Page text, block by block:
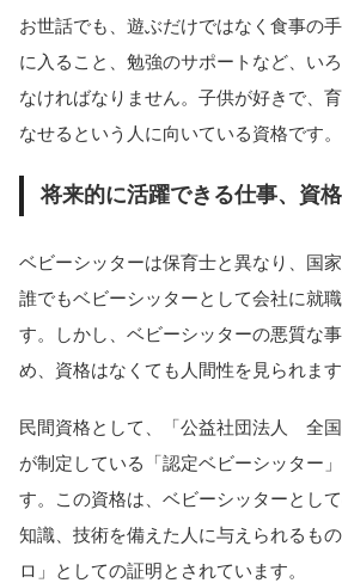
お世話でも、遊ぶだけではなく食事の
に入ること、勉強のサポートなど、い
なければなりません。子供が好きで、
なせるという人に向いている資格です。
将来的に活躍できる仕事、資
ベビーシッターは保育士と異なり、国
誰でもベビーシッターとして会社に就
す。しかし、ベビーシッターの悪質な
め、資格はなくても人間性を見られます
民間資格として、「公益社団法人 全国
が制定している「認定ベビーシッター
す。この資格は、ベビーシッターとし
知識、技術を備えた人に与えられるも
ロ」としての証明とされています。